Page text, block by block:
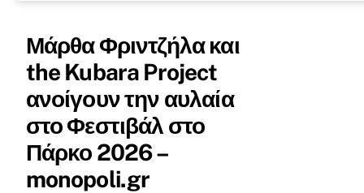
Μάρθα Φριντζήλα και
the Kubara Project
ανοίγουν την αυλαία
στο Φεστιβάλ στο
Πάρκο 2026 –
monopoli.gr